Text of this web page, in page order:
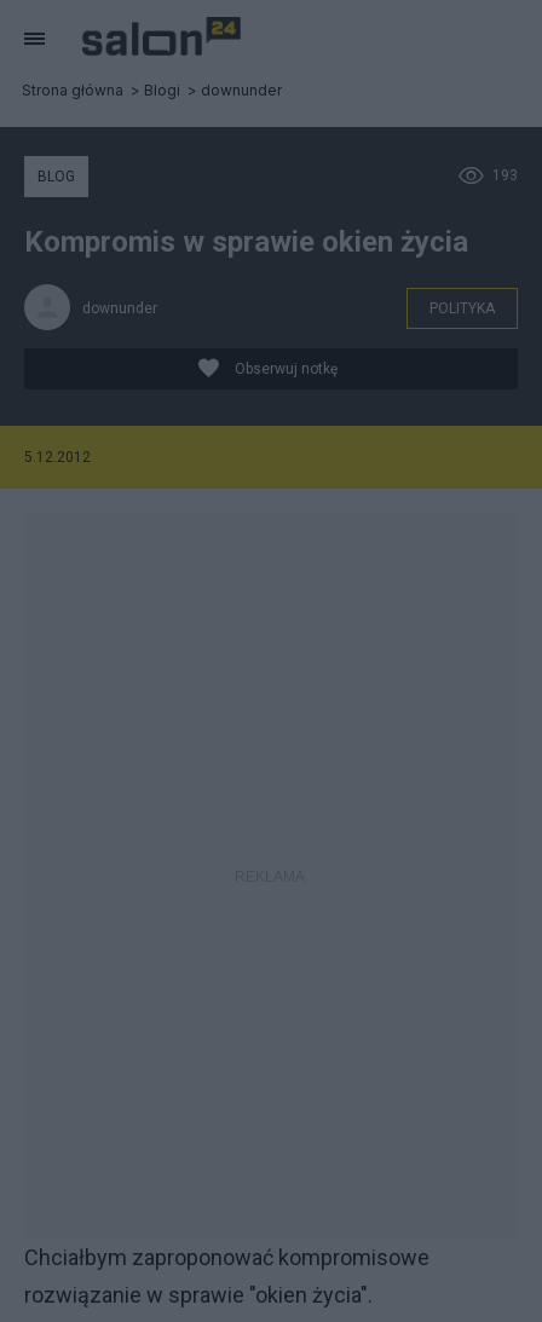
Strona główna Blogi downunder
193
BLOG
Kompromis w sprawie okien życia
downunder POLITYKA
Obserwuj notkę
5.12.2012
Chciałbym zaproponować kompromisowe
rozwiązanie w sprawie "okien życia".